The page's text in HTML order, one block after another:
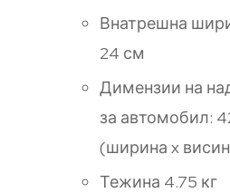
Внатрешна
24 см
Димензии на
за автомобил:
(ширина x
Тежина 4.75 кг